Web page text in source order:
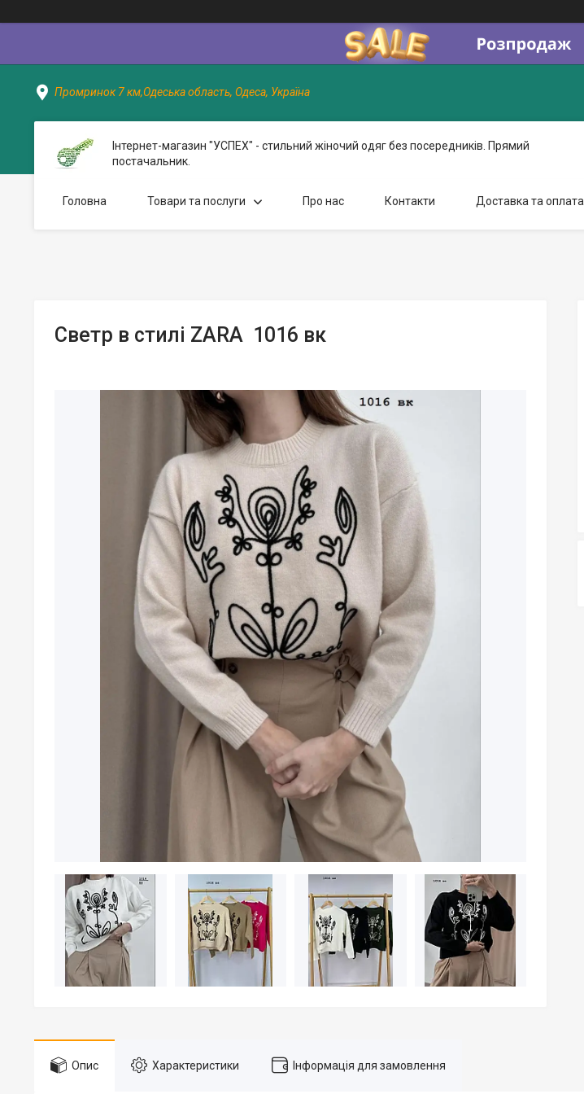
Промринок 7 км,Одеська область, Одеса, Україна
Інтернет-магазин "УСПЕХ" - стильний жіночий одяг без посередників. Прямий
постачальник.
Головна Товари та послуги Про нас Контакти Доставка та оплата
Светр в стилі ZARA 1016 вк
Опис Характеристики Інформація для замовлення